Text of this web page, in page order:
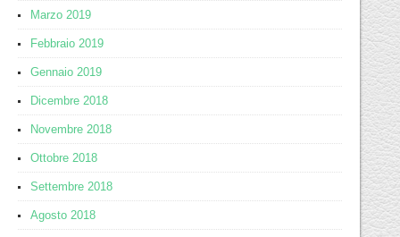
Marzo 2019
Febbraio 2019
Gennaio 2019
Dicembre 2018
Novembre 2018
Ottobre 2018
Settembre 2018
Agosto 2018